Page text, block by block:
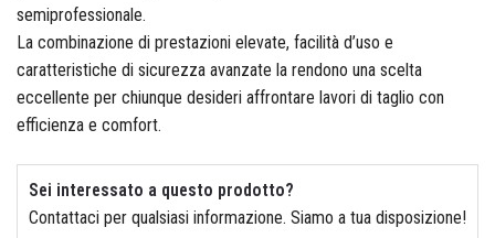
semiprofessionale.
La combinazione di prestazioni elevate, facilità d’uso e
caratteristiche di sicurezza avanzate la rendono una scelta
eccellente per chiunque desideri affrontare lavori di taglio con
efficienza e comfort.
Sei interessato a questo prodotto?
Contattaci per qualsiasi informazione. Siamo a tua disposizione!
Klover
Krino